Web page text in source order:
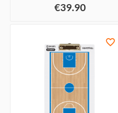
€39.90
